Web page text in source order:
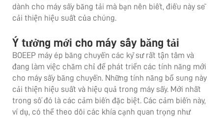
dành cho máy sấy băng tải mà bạn nên biết, điều này sẽ
cải thiện hiệu suất của chúng.
Ý tưởng mới cho máy sấy băng tải
BOEEP máy ép băng chuyền các kỹ sư rất tận tâm và
đang làm việc chăm chỉ để phát triển các tính năng mới
cho máy sấy băng chuyền. Những tính năng bổ sung này
cải thiện hiệu suất và hiệu quả trong máy sấy. Mới nhất
trong số đó là các cảm biến đặc biệt. Các cảm biến này,
ví dụ, có thể theo dõi các khía cạnh quan trọng như